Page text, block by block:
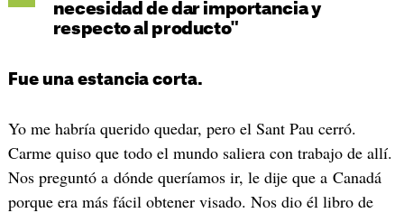
necesidad de dar importancia y
respecto al producto"
Fue una estancia corta.
Yo me habría querido quedar, pero el Sant Pau cerró.
Carme quiso que todo el mundo saliera con trabajo de allí.
Nos preguntó a dónde queríamos ir, le dije que a Canadá
porque era más fácil obtener visado. Nos dio él libro de